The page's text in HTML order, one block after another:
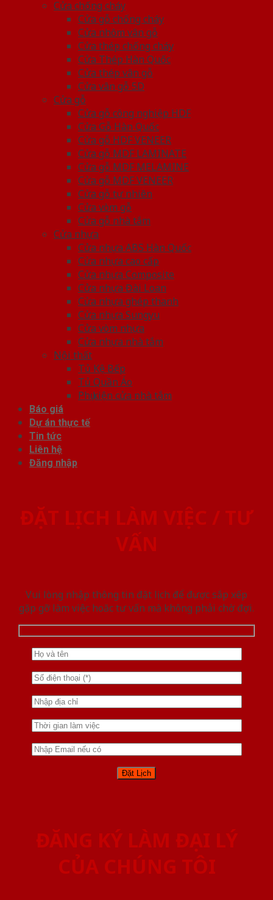
Cửa chống cháy
Cửa gỗ chống cháy
Cửa nhôm vân gỗ
Cửa thép chống cháy
Cửa Thép Hàn Quốc
Cửa thép vân gỗ
Cửa vân gỗ 5D
Cửa gỗ
Cửa gỗ công nghiệp HDF
Cửa Gỗ Hàn Quốc
Cửa gỗ HDF VENEER
Cửa gỗ MDF LAMINATE
Cửa gỗ MDF MELAMINE
Cửa gỗ MDF VENEER
Cửa gỗ tự nhiên
Cửa vòm gỗ
Cửa gỗ nhà tắm
Cửa nhựa
Cửa nhựa ABS Hàn Quốc
Cửa nhựa cao cấp
Cửa nhựa Composite
Cửa nhựa Đài Loan
Cửa nhựa ghép thanh
Cửa nhựa Sungyu
Cửa vòm nhựa
Cửa nhựa nhà tắm
Nội thất
Tủ Kệ Bếp
Tủ Quần Áo
Phụ kiện cửa nhà tắm
Báo giá
Dự án thực tế
Tin tức
Liên hệ
Đăng nhập
ĐẶT LỊCH LÀM VIỆC / TƯ
VẤN
Vui lòng nhập thông tin đặt lịch để được sắp xếp
gặp gỡ làm việc hoăc tư vấn mà không phải chờ đợi.
ĐĂNG KÝ LÀM ĐẠI LÝ
CỦA CHÚNG TÔI